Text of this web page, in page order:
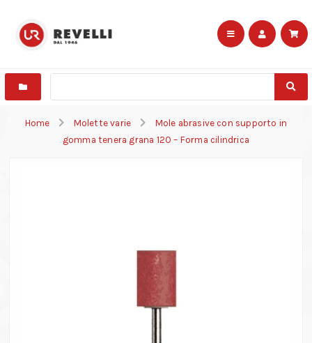
Home Molette varie
Mole abrasive con supporto in
gomma tenera grana 120 – Forma cilindrica